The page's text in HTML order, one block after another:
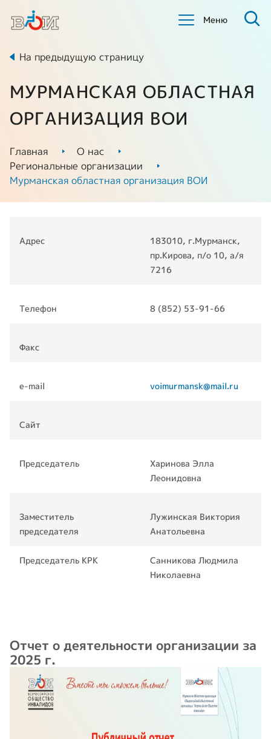
Меню
На предыдущую страницу
МУРМАНСКАЯ ОБЛАСТНАЯ
ОРГАНИЗАЦИЯ ВОИ
Главная
О нас
Региональные организации
Мурманская областная организация ВОИ
Адрес
183010, г.Мурманск,
пр.Кирова, п/о 10, а/я
7216
Телефон 8 (852) 53-91-66
Факс
e-mail voimurmansk@mail.ru
Сайт
Председатель
Харинова Элла
Леонидовна
Заместитель
председателя
Лужинская Виктория
Анатольевна
Председатель КРК
Санникова Людмила
Николаевна
Отчет о деятельности организации за
2025 г.